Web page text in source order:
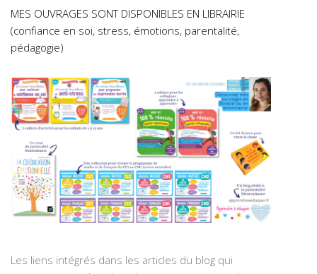
MES OUVRAGES SONT DISPONIBLES EN LIBRAIRIE
(confiance en soi, stress, émotions, parentalité,
pédagogie)
Les liens intégrés dans les articles du blog qui